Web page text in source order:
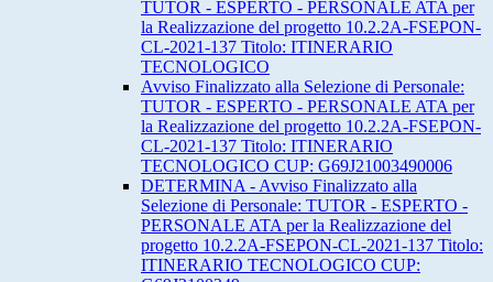
TUTOR - ESPERTO - PERSONALE ATA per
la Realizzazione del progetto 10.2.2A-FSEPON-
CL-2021-137 Titolo: ITINERARIO
TECNOLOGICO
Avviso Finalizzato alla Selezione di Personale:
TUTOR - ESPERTO - PERSONALE ATA per
la Realizzazione del progetto 10.2.2A-FSEPON-
CL-2021-137 Titolo: ITINERARIO
TECNOLOGICO CUP: G69J21003490006
DETERMINA - Avviso Finalizzato alla
Selezione di Personale: TUTOR - ESPERTO -
PERSONALE ATA per la Realizzazione del
progetto 10.2.2A-FSEPON-CL-2021-137 Titolo:
ITINERARIO TECNOLOGICO CUP: